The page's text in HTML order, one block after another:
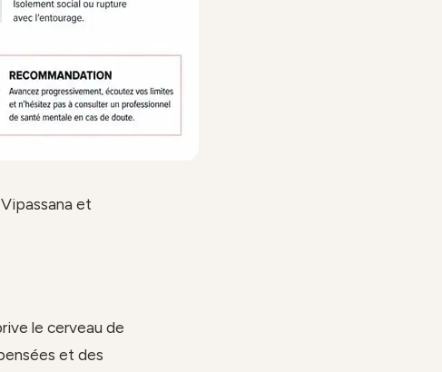
et
le cerveau de
et des